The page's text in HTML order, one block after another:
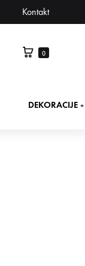
Kontakt
0
DEKORACIJE +